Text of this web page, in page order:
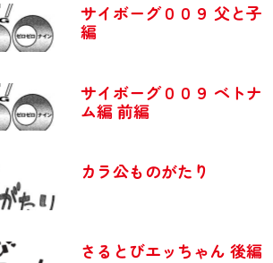
サイボーグ００９ 父と子
編
サイボーグ００９ ベトナ
ム編 前編
カラ公ものがたり
さるとびエッちゃん 後編